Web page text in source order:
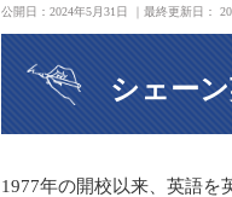
公開日： 2024年5月31日 ｜最終更新日：
シェー
1977年の開校以来、英語を